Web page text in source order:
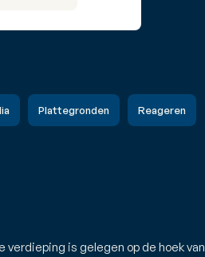
Plattegronden Reageren
is gelegen op de hoek van